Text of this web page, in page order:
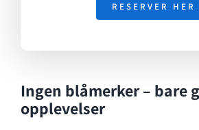
RESERVER HER
Ingen blåmerker – bare
opplevelser